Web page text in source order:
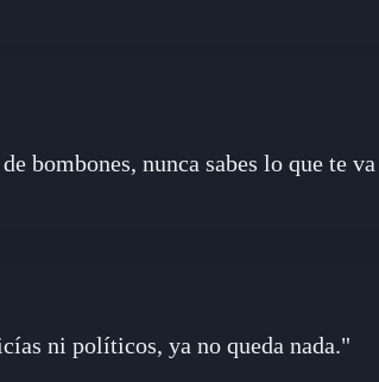
bombones, nunca sabes lo que te
ni políticos, ya no queda nada."